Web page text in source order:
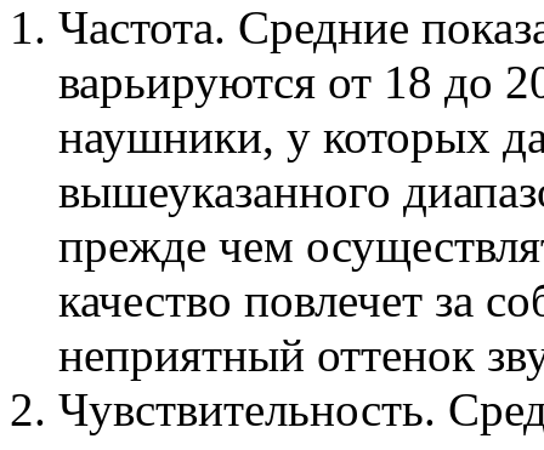
Частота. Средние
варьируются от 18 до
наушники, у которых
вышеуказанного
прежде чем
качество повлечет за
неприятный оттенок
Чувствительность.